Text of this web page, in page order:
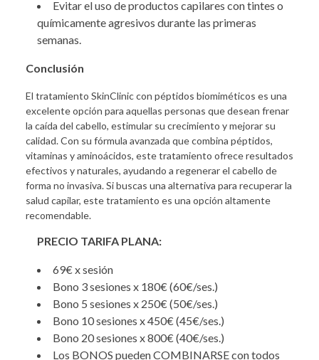
Evitar el uso de productos capilares con tintes o
químicamente agresivos durante las primeras
semanas.
Conclusión
El tratamiento SkinClinic con péptidos biomiméticos es una
excelente opción para aquellas personas que desean frenar
la caída del cabello, estimular su crecimiento y mejorar su
calidad. Con su fórmula avanzada que combina péptidos,
vitaminas y aminoácidos, este tratamiento ofrece resultados
efectivos y naturales, ayudando a regenerar el cabello de
forma no invasiva. Si buscas una alternativa para recuperar la
salud capilar, este tratamiento es una opción altamente
recomendable.
PRECIO TARIFA PLANA:
69€ x sesión
Bono 3 sesiones x 180€ (60€/ses.)
Bono 5 sesiones x 250€ (50€/ses.)
Bono 10 sesiones x 450€ (45€/ses.)
Bono 20 sesiones x 800€ (40€/ses.)
Los BONOS pueden COMBINARSE con todos